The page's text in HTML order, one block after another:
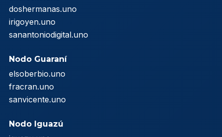
doshermanas.uno
irigoyen.uno
sanantoniodigital.uno
Nodo Guaraní
elsoberbio.uno
fracran.uno
sanvicente.uno
Nodo Iguazú